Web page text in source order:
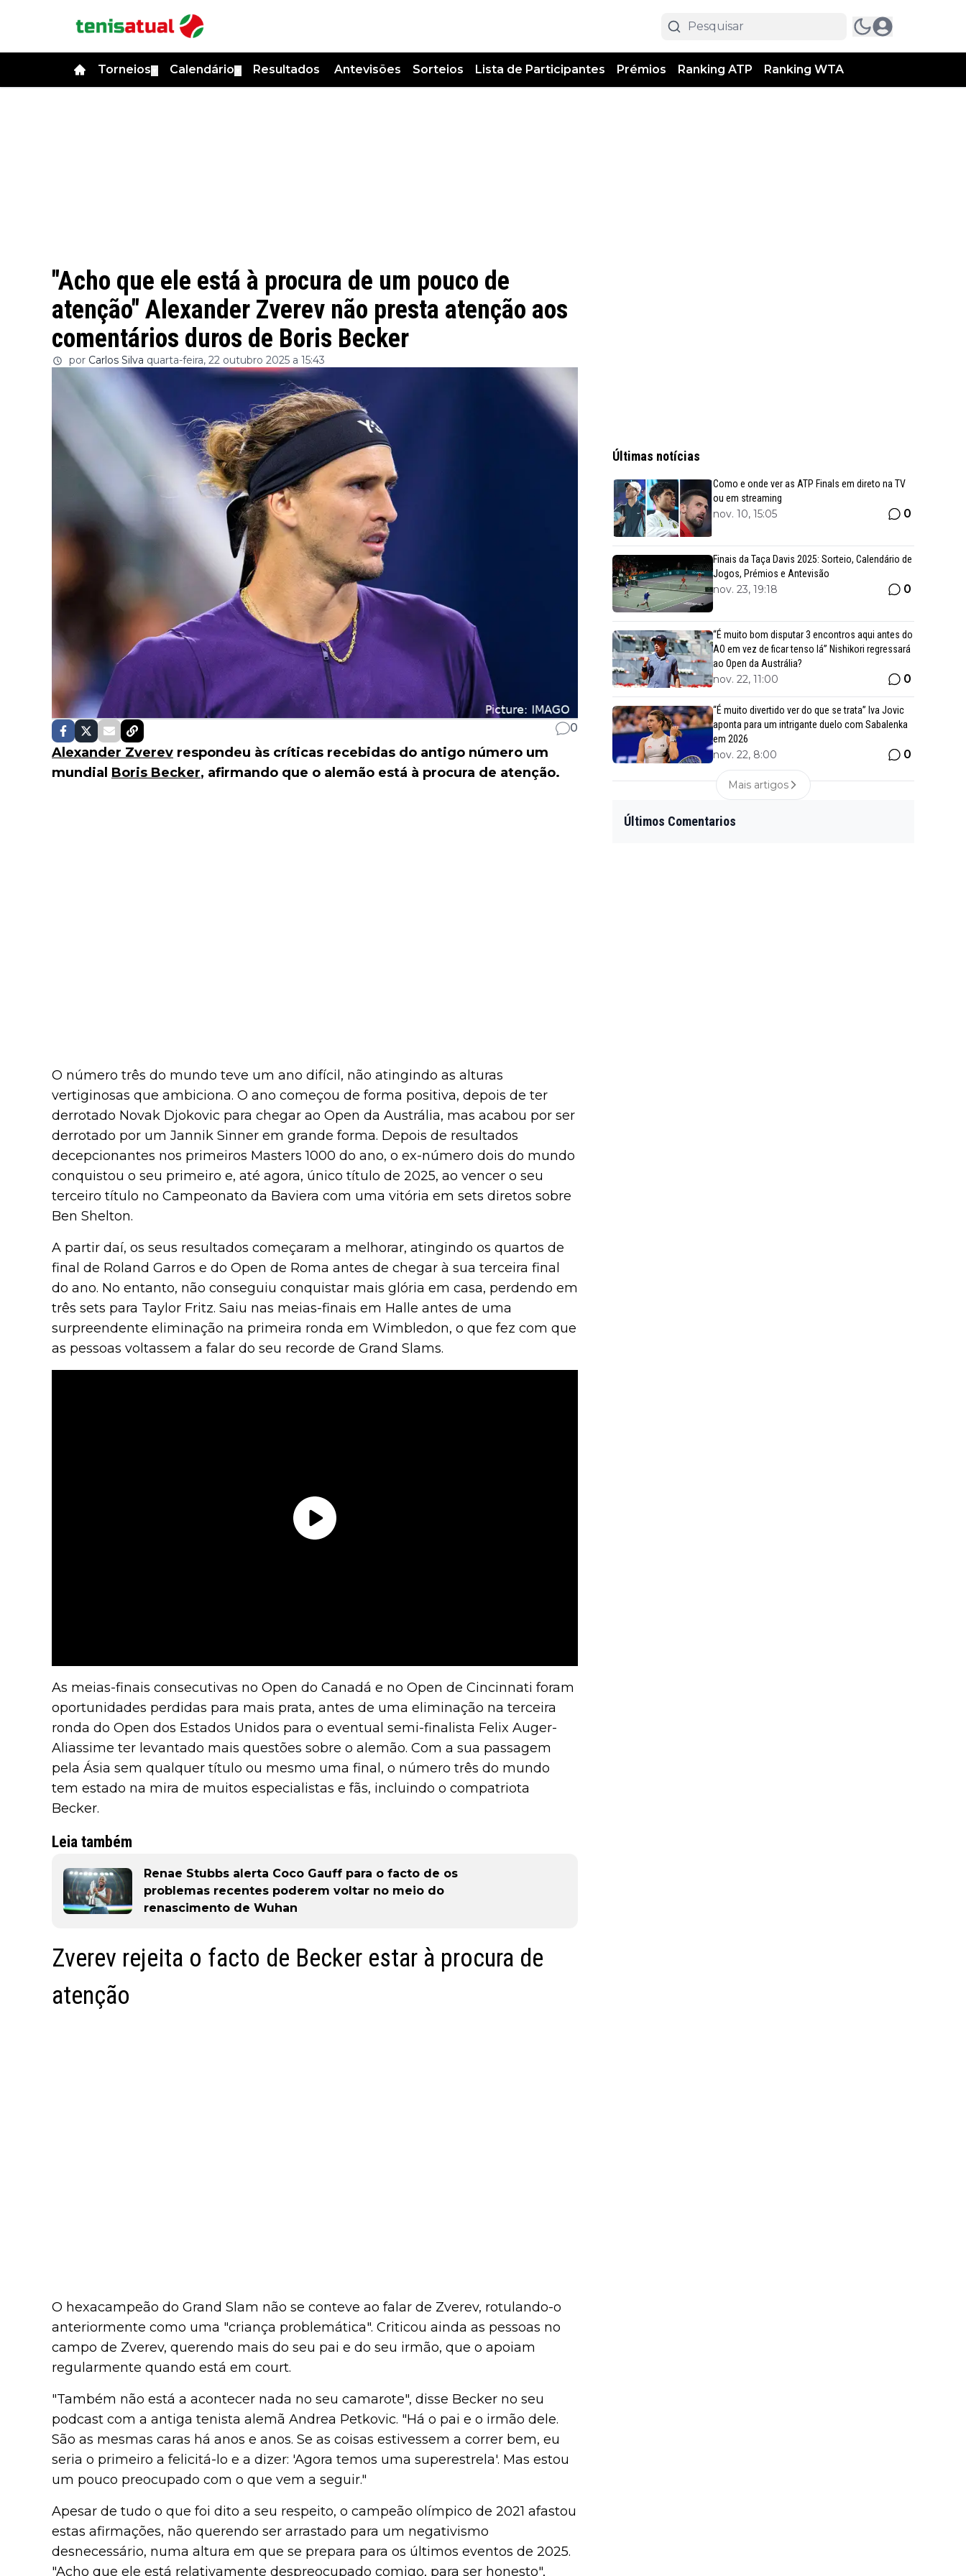
Torneios Calendário Resultados Antevisões Sorteios Lista de Participantes Prémios Ranking ATP Ranking WTA
"Acho que ele está à procura de um pouco de
atenção" Alexander Zverev não presta atenção aos
comentários duros de Boris Becker
por Carlos Silva quarta-feira, 22 outubro 2025 a 15:43
0
Alexander Zverev respondeu às críticas recebidas do antigo número um
mundial Boris Becker, afirmando que o alemão está à procura de atenção.
O número três do mundo teve um ano difícil, não atingindo as alturas
vertiginosas que ambiciona. O ano começou de forma positiva, depois de ter
derrotado Novak Djokovic para chegar ao Open da Austrália, mas acabou por ser
derrotado por um Jannik Sinner em grande forma. Depois de resultados
decepcionantes nos primeiros Masters 1000 do ano, o ex-número dois do mundo
conquistou o seu primeiro e, até agora, único título de 2025, ao vencer o seu
terceiro título no Campeonato da Baviera com uma vitória em sets diretos sobre
Ben Shelton.
A partir daí, os seus resultados começaram a melhorar, atingindo os quartos de
final de Roland Garros e do Open de Roma antes de chegar à sua terceira final
do ano. No entanto, não conseguiu conquistar mais glória em casa, perdendo em
três sets para Taylor Fritz. Saiu nas meias-finais em Halle antes de uma
surpreendente eliminação na primeira ronda em Wimbledon, o que fez com que
as pessoas voltassem a falar do seu recorde de Grand Slams.
As meias-finais consecutivas no Open do Canadá e no Open de Cincinnati foram
oportunidades perdidas para mais prata, antes de uma eliminação na terceira
ronda do Open dos Estados Unidos para o eventual semi-finalista Felix Auger-
Aliassime ter levantado mais questões sobre o alemão. Com a sua passagem
pela Ásia sem qualquer título ou mesmo uma final, o número três do mundo
tem estado na mira de muitos especialistas e fãs, incluindo o compatriota
Becker.
Leia também
Renae Stubbs alerta Coco Gauff para o facto de os
problemas recentes poderem voltar no meio do
renascimento de Wuhan
Zverev rejeita o facto de Becker estar à procura de
atenção
O hexacampeão do Grand Slam não se conteve ao falar de Zverev, rotulando-o
anteriormente como uma "criança problemática". Criticou ainda as pessoas no
campo de Zverev, querendo mais do seu pai e do seu irmão, que o apoiam
regularmente quando está em court.
"Também não está a acontecer nada no seu camarote", disse Becker no seu
podcast com a antiga tenista alemã Andrea Petkovic. "Há o pai e o irmão dele.
São as mesmas caras há anos e anos. Se as coisas estivessem a correr bem, eu
seria o primeiro a felicitá-lo e a dizer: 'Agora temos uma superestrela'. Mas estou
um pouco preocupado com o que vem a seguir."
Apesar de tudo o que foi dito a seu respeito, o campeão olímpico de 2021 afastou
estas afirmações, não querendo ser arrastado para um negativismo
desnecessário, numa altura em que se prepara para os últimos eventos de 2025.
"Acho que ele está relativamente despreocupado comigo, para ser honesto",
Últimas notícias
Como e onde ver as ATP Finals em direto na TV
ou em streaming
nov. 10, 15:05 0
Finais da Taça Davis 2025: Sorteio, Calendário de
Jogos, Prémios e Antevisão
nov. 23, 19:18 0
“É muito bom disputar 3 encontros aqui antes do
AO em vez de ficar tenso lá” Nishikori regressará
ao Open da Austrália?
nov. 22, 11:00 0
“É muito divertido ver do que se trata” Iva Jovic
aponta para um intrigante duelo com Sabalenka
em 2026
nov. 22, 8:00 0
Mais artigos
Últimos Comentarios